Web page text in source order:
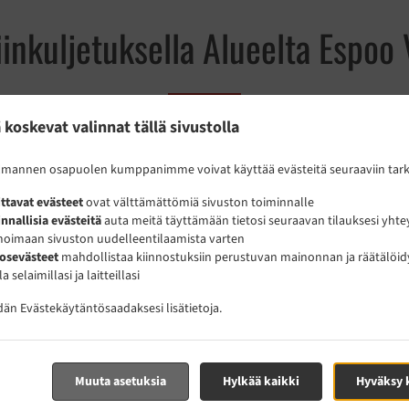
koskevat valinnat tällä sivustolla
osapuolen kumppanimme voivat käyttää evästeitä seuraaviin
evästeetovat välttämättömiä sivuston toiminnalle
evästeitäauta meitä täyttämään tietosi seuraavan tilauksesi
sivuston uudelleentilaamista varten
mahdollistaa kiinnostuksiin perustuvan mainonnan ja
selaimillasi ja laitteillasi
Evästekäytäntösaadaksesi lisätietoja.
Hyväksy
Hylkää kaikki
Muuta asetuksia
Alueelta Espoo
kaupunkia Espoo Vallikallio ja otamme mielellämme tilauksesi
ja jätä tilaus kun tiedät mitä haluat. Vahvistamme
ilmoitamme sen toimitusajan.
Erikoistarjouksia